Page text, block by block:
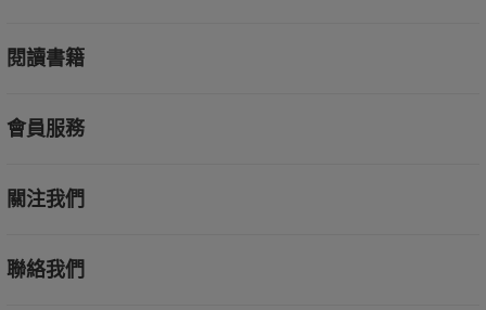
閱讀書籍
會員服務
關注我們
聯絡我們